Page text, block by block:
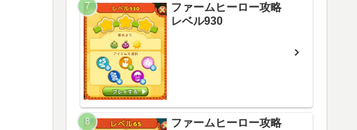
ファームヒーロー攻略
レベル930
ファームヒーロー攻略